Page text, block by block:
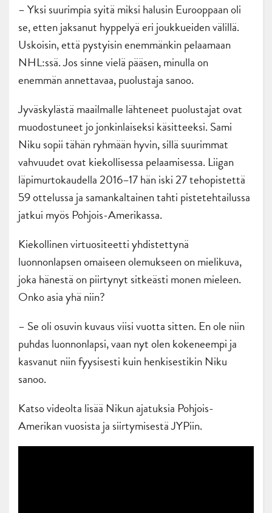
– Yksi suurimpia syitä miksi halusin Eurooppaan oli
se, etten jaksanut hyppelyä eri joukkueiden välillä.
Uskoisin, että pystyisin enemmänkin pelaamaan
NHL:ssä. Jos sinne vielä pääsen, minulla on
enemmän annettavaa, puolustaja sanoo.
Jyväskylästä maailmalle lähteneet puolustajat ovat
muodostuneet jo jonkinlaiseksi käsitteeksi. Sami
Niku sopii tähän ryhmään hyvin, sillä suurimmat
vahvuudet ovat kiekollisessa pelaamisessa. Liigan
läpimurtokaudella 2016–17 hän iski 27 tehopistettä
59 ottelussa ja samankaltainen tahti pistetehtailussa
jatkui myös Pohjois-Amerikassa.
Kiekollinen virtuositeetti yhdistettynä
luonnonlapsen omaiseen olemukseen on mielikuva,
joka hänestä on piirtynyt sitkeästi monen mieleen.
Onko asia yhä niin?
– Se oli osuvin kuvaus viisi vuotta sitten. En ole niin
puhdas luonnonlapsi, vaan nyt olen kokeneempi ja
kasvanut niin fyysisesti kuin henkisestikin Niku
sanoo.
Katso videolta lisää Nikun ajatuksia Pohjois-
Amerikan vuosista ja siirtymisestä JYPiin.